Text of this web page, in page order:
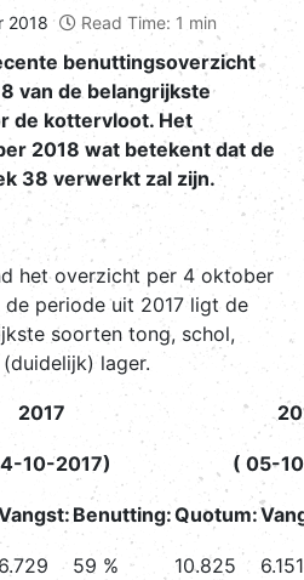
2018 Read Time: 1 min
benuttingsoverzicht
van de belangrijkste
de kottervloot. Het
2018 wat betekent dat de
38 verwerkt zal zijn.
het overzicht per 4 oktober
de periode uit 2017 ligt de
soorten tong, schol,
lager.
2017
10-2017) ( 05-
Benutting:Quotum:
6.729 59 % 10.825 6.151